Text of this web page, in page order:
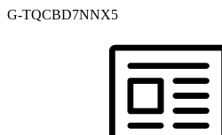
G-TQCBD7NNX5